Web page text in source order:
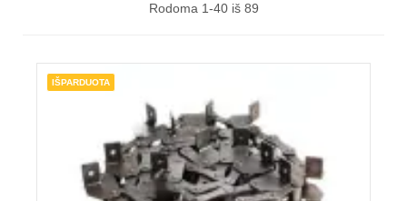
Rodoma 1-40 iš 89
IŠPARDUOTA